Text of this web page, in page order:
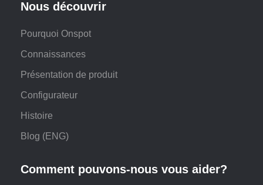
Nous découvrir
Pourquoi Onspot
Connaissances
Présentation de produit
Configurateur
Histoire
Blog (ENG)
Comment pouvons-nous vous aider?